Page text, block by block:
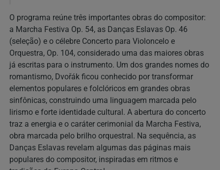
O programa reúne três importantes obras do compositor:
a Marcha Festiva Op. 54, as Danças Eslavas Op. 46
(seleção) e o célebre Concerto para Violoncelo e
Orquestra, Op. 104, considerado uma das maiores obras
já escritas para o instrumento. Um dos grandes nomes do
romantismo, Dvořák ficou conhecido por transformar
elementos populares e folclóricos em grandes obras
sinfônicas, construindo uma linguagem marcada pelo
lirismo e forte identidade cultural. A abertura do concerto
traz a energia e o caráter cerimonial da Marcha Festiva,
obra marcada pelo brilho orquestral. Na sequência, as
Danças Eslavas revelam algumas das páginas mais
populares do compositor, inspiradas em ritmos e